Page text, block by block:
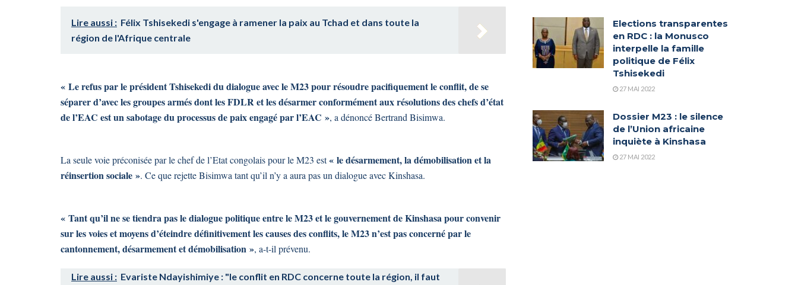
Lire aussi : Félix Tshisekedi s'engage à ramener la paix au Tchad et dans toute la
région de l'Afrique centrale
« Le refus par le président Tshisekedi du dialogue avec le M23 pour résoudre pacifiquement le conflit, de se
séparer d’avec les groupes armés dont les FDLR et les désarmer conformément aux résolutions des chefs d’état
de l’EAC est un sabotage du processus de paix engagé par l’EAC », a dénoncé Bertrand Bisimwa.
La seule voie préconisée par le chef de l’Etat congolais pour le M23 est« le désarmement, la démobilisation et la
réinsertion sociale ». Ce que rejette Bisimwa tant qu’il n’y a aura pas un dialogue avec Kinshasa.
« Tant qu’il ne se tiendra pas le dialogue politique entre le M23 et le gouvernement de Kinshasa pour convenir
sur les voies et moyens d’éteindre définitivement les causes des conflits, le M23 n’est pas concerné par le
cantonnement, désarmement et démobilisation », a-t-il prévenu.
Lire aussi : Evariste Ndayishimiye : "le conflit en RDC concerne toute la région, il faut
Elections transparentes
en RDC : la Monusco
interpelle la famille
politique de Félix
Tshisekedi
27 MAI 2022
Dossier M23 : le silence
de l’Union africaine
inquiète à Kinshasa
27 MAI 2022